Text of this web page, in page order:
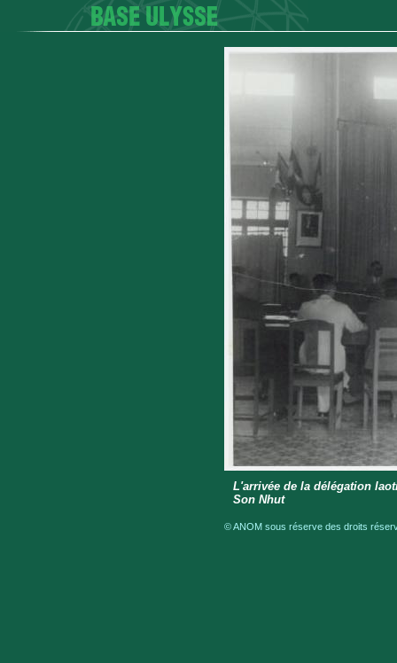
L'arrivée de la délégation
Son Nhut
© ANOM sous réserve des droits